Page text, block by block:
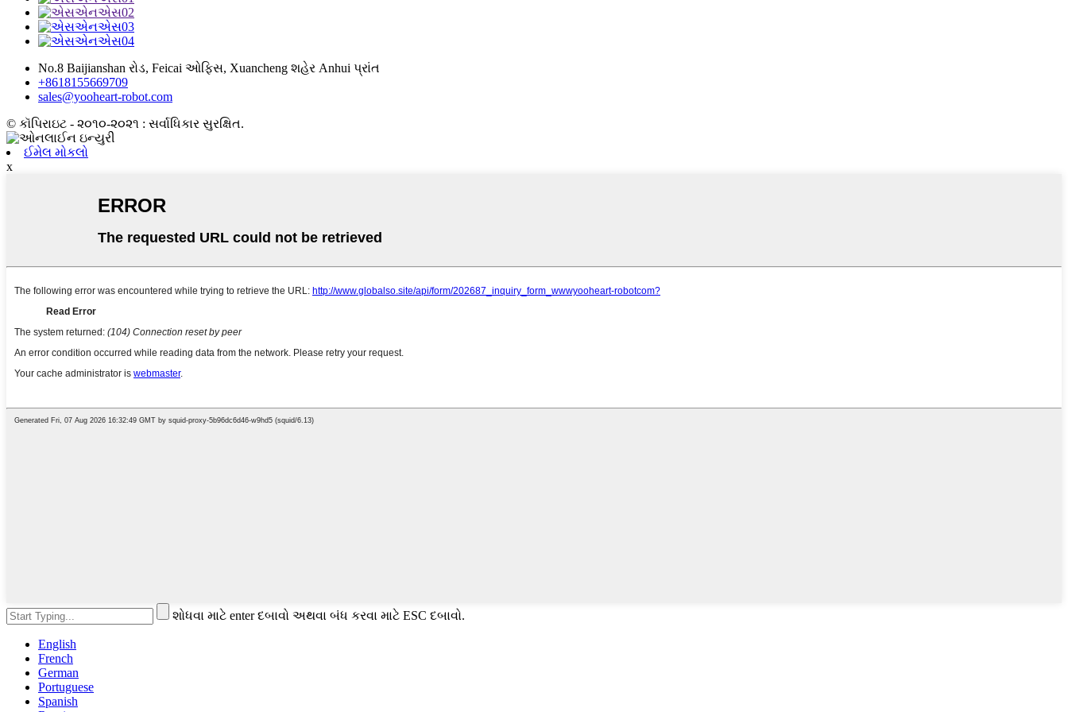
No.8 Baijianshan રોડ, Feicai ઓફિસ, Xuancheng શહેર Anhui પ્રાંત
+8618155669709
sales@yooheart-robot.com
© કૉપિરાઇટ - ૨૦૧૦-૨૦૨૧ : સર્વાધિકાર સુરક્ષિત.
ઈમેલ મોકલો
x
શોધવા માટે enter દબાવો અથવા બંધ કરવા માટે ESC દબાવો.
English
French
German
Portuguese
Spanish